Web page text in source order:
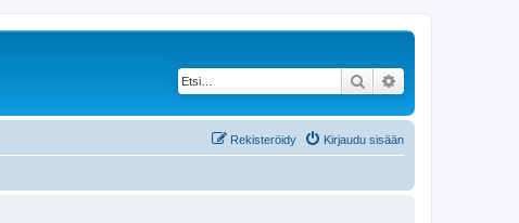
Etsi
Kirjaudu sisään
Rekisteröidy